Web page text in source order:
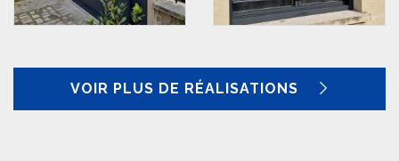
VOIR PLUS DE RÉALISATIONS